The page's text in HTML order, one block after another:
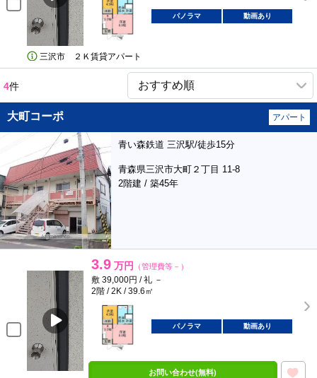
パノラマ 動画あり
三沢市 ２Ｋ賃貸アパート
4件
大町コーポ アパート
青い森鉄道 三沢駅/徒歩15分
青森県三沢市大町２丁目 11-8
2階建 / 築45年
3.9 万円 （管理費等－）
敷 39,000円 / 礼 －
2階 / 2K / 39.6㎡
パノラマ 動画あり
お問い合わせ(無料)